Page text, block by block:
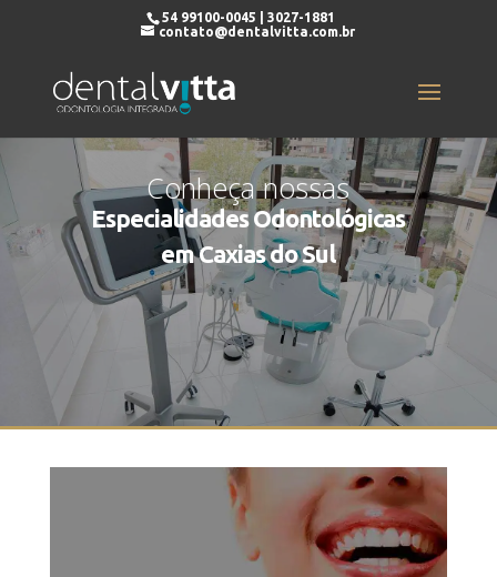
54 99100-0045 | 3027-1881
contato@dentalvitta.com.br
Conheça nossas
Especialidades Odontológicas
em Caxias do Sul